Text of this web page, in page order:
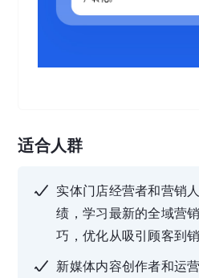
适合人群
实体门店经营者和营销
绩，学习最新的全域营
巧，优化从吸引顾客到
新媒体内容创作者和运